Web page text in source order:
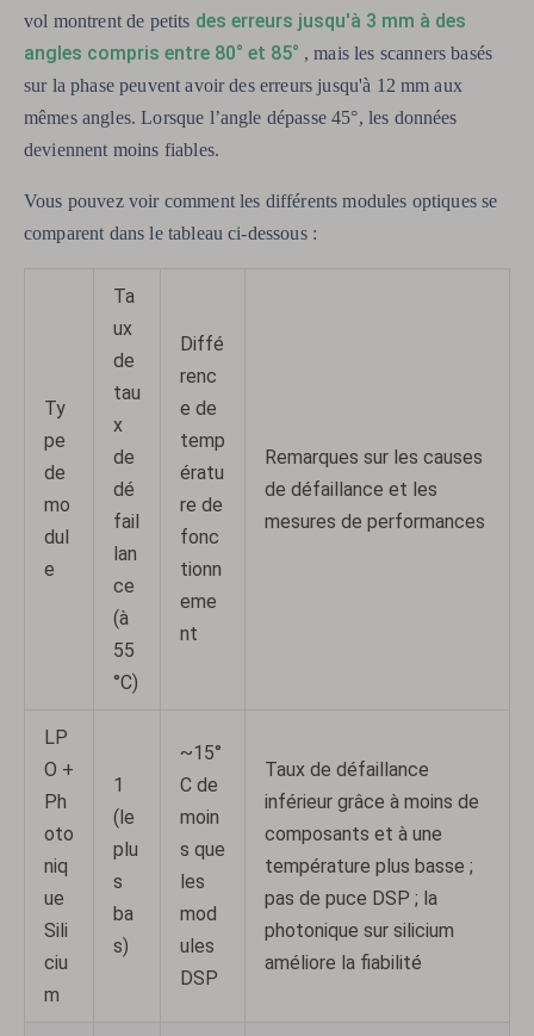
vol montrent de petits des erreurs jusqu'à 3 mm à des
angles compris entre 80° et 85° , mais les scanners basés
sur la phase peuvent avoir des erreurs jusqu'à 12 mm aux
mêmes angles. Lorsque l’angle dépasse 45°, les données
deviennent moins fiables.
Vous pouvez voir comment les différents modules optiques se
comparent dans le tableau ci-dessous :
Ty
pe
de
mo
dul
e
Ta
ux
de
tau
x
de
dé
fail
lan
ce
(à
55
°C)
Diffé
renc
e de
temp
ératu
re de
fonc
tionn
eme
nt
Remarques sur les causes
de défaillance et les
mesures de performances
LP
O +
Ph
oto
niq
ue
Sili
ciu
m
1
(le
plu
s
ba
s)
~15°
C de
moin
s que
les
mod
ules
DSP
Taux de défaillance
inférieur grâce à moins de
composants et à une
température plus basse ;
pas de puce DSP ; la
photonique sur silicium
améliore la fiabilité